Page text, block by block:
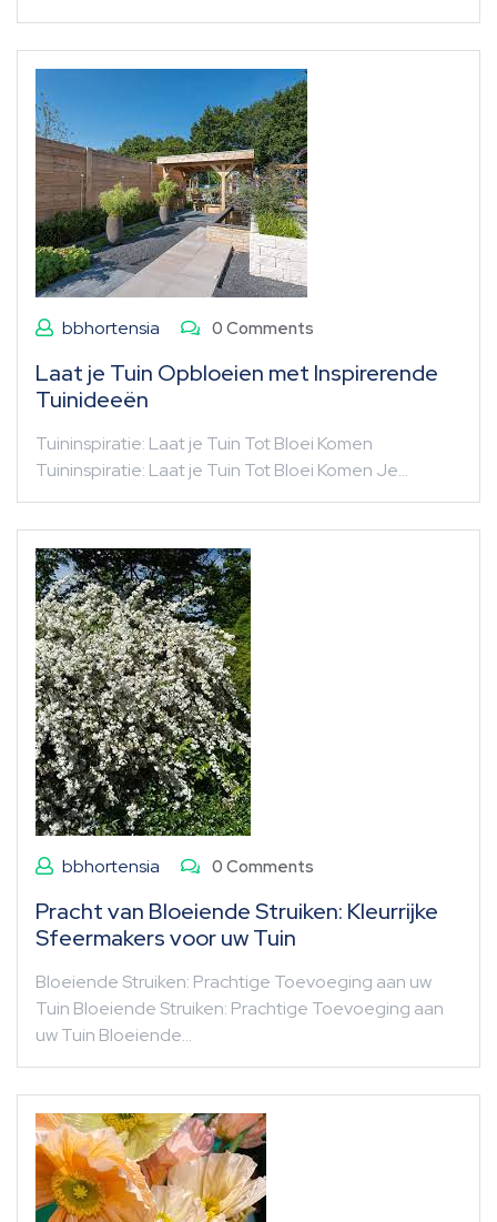
bbhortensia 0 Comments
Laat je Tuin Opbloeien met Inspirerende
Tuinideeën
Tuininspiratie: Laat je Tuin Tot Bloei Komen
Tuininspiratie: Laat je Tuin Tot Bloei Komen Je…
bbhortensia 0 Comments
Pracht van Bloeiende Struiken: Kleurrijke
Sfeermakers voor uw Tuin
Bloeiende Struiken: Prachtige Toevoeging aan uw
Tuin Bloeiende Struiken: Prachtige Toevoeging aan
uw Tuin Bloeiende…